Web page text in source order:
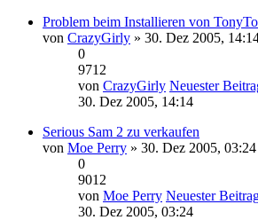
Problem beim Installieren von
von CrazyGirly » 30. Dez 2005,
0
9712
von CrazyGirly Neuester
30. Dez 2005, 14:14
Serious Sam 2 zu verkaufen
von Moe Perry » 30. Dez 2005,
0
9012
von Moe Perry Neuester
30. Dez 2005, 03:24